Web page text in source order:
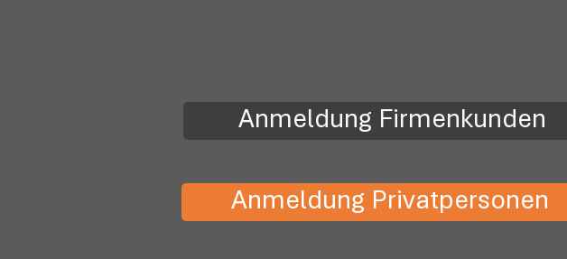
Anmeldung Firmenkunden
Anmeldung Privatpersonen